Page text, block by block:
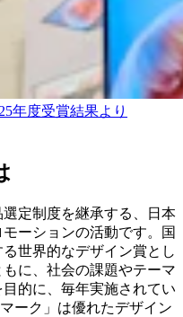
年度受賞結果より
定制度を継承する、日本
ーションの活動です。国
世界的なデザイン賞とし
に、社会の課題やテーマ
的に、毎年実施されてい
ーク」は優れたデザイン